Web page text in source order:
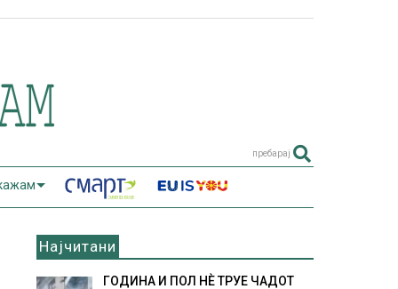
пребарај
Најчитани
ГОДИНА И ПОЛ НÈ ТРУЕ ЧАДОТ